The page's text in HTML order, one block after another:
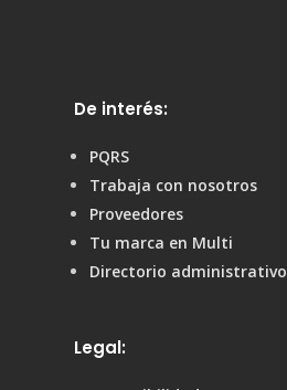
De interés:
PQRS
Trabaja con nosotros
Proveedores
Tu marca en Multi
Directorio administrativo
Legal: